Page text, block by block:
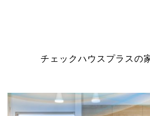
チェックハウスプラスの